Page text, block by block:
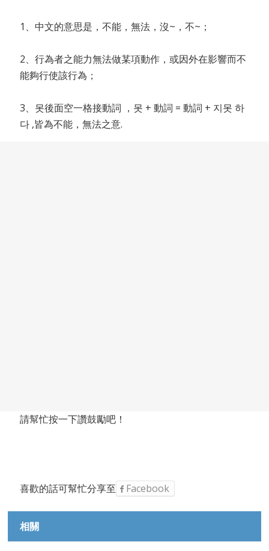
1、中文的意思是，不能，無法，沒~，不~；
2、行為者之能力無法做某項動作，或因外在影響而不
能夠行使該行為；
3、못後面空一格接動詞 ，못 + 動詞 = 動詞 + 지못 하
다 ,皆為不能，無法之意.
請幫忙按一下讚鼓勵吧！
喜歡的話可幫忙分享至 Facebook
相關